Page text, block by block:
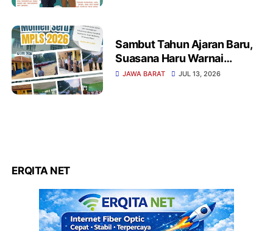
Sambut Tahun Ajaran Baru,
Suasana Haru Warnai
Pelantikan Kepala Sekolah
JAWA BARAT JUL 13, 2026
ERQITA NET